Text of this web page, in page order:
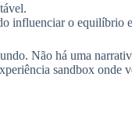
influenciar o equilíbrio
Não há uma
sandbox onde